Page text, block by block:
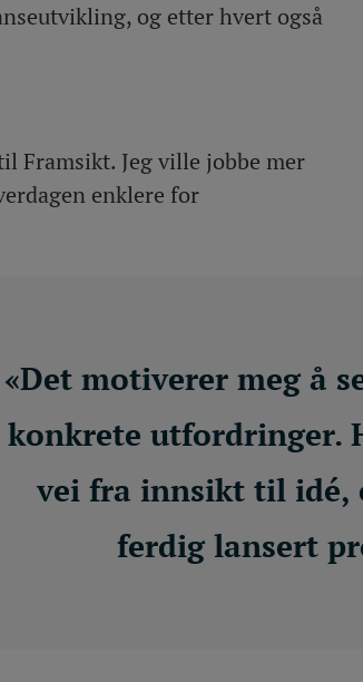
og etter hvert også
Framsikt. Jeg ville jobbe mer
enklere for
«Det motiverer meg å
konkrete utfordringer.
vei fra innsikt til idé,
ferdig lansert